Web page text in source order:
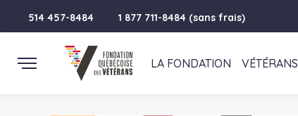
514 457-8484 1 877 711-8484 (sans frais)
LA FONDATION VÉTÉRANS